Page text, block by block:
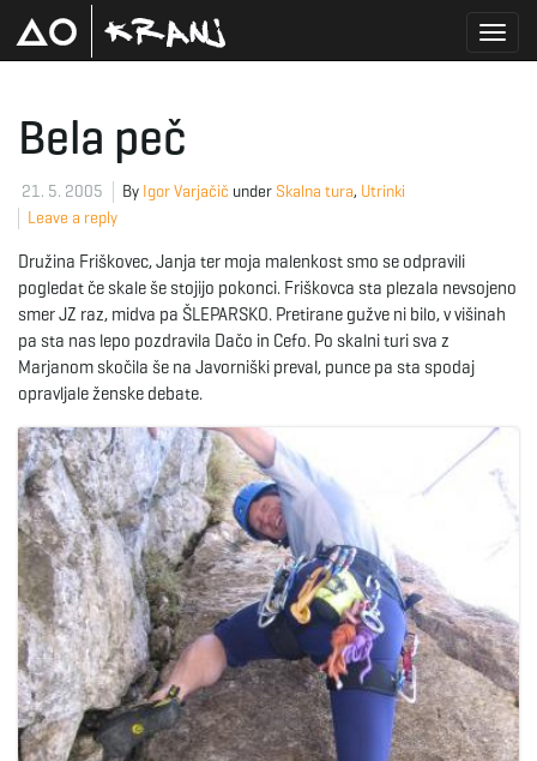
l
n
Bela peč
21. 5. 2005 By Igor Varjačič under Skalna tura, Utrinki
Leave a reply
Družina Friškovec, Janja ter moja malenkost smo se odpravili
pogledat če skale še stojijo pokonci. Friškovca sta plezala nevsojeno
smer JZ raz, midva pa ŠLEPARSKO. Pretirane gužve ni bilo, v višinah
pa sta nas lepo pozdravila Dačo in Cefo. Po skalni turi sva z
Marjanom skočila še na Javorniški preval, punce pa sta spodaj
opravljale ženske debate.